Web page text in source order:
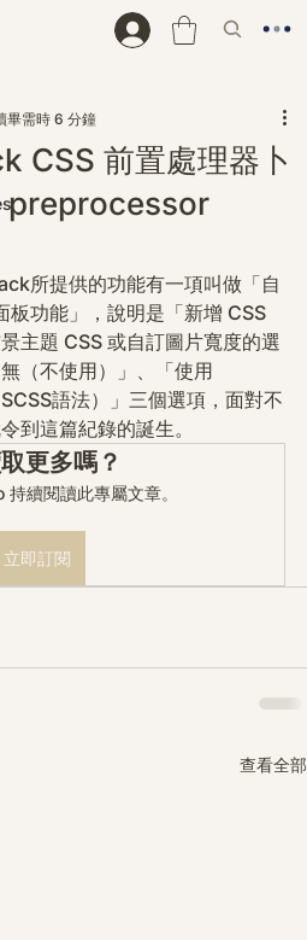
CSS 前置處理器卜
preprocessor
畢需時 6 分鐘
所提供的功能有一項叫做「自
板功能」，說明是「新增 CSS
主題 CSS 或自訂圖片寬度的選
（不使用）」、「使用
語法）」三個選項，面對不
到這篇紀錄的誕生。
更多嗎？
續閱讀此專屬文章。
立即訂閱
查看全部